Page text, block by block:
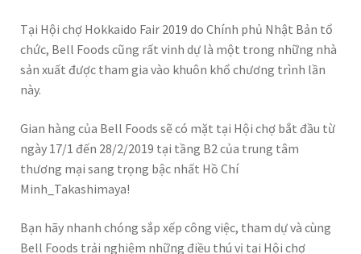
Tại Hội chợ Hokkaido Fair 2019 do Chính phủ Nhật Bản tổ
chức, Bell Foods cũng rất vinh dự là một trong những nhà
sản xuất được tham gia vào khuôn khổ chương trình lần
này.
Gian hàng của Bell Foods sẽ có mặt tại Hội chợ bắt đầu từ
ngày 17/1 đến 28/2/2019 tại tầng B2 của trung tâm
thương mại sang trọng bậc nhất Hồ Chí
Minh_Takashimaya!
Bạn hãy nhanh chóng sắp xếp công việc, tham dự và cùng
Bell Foods trải nghiệm những điều thú vị tại Hội chợ